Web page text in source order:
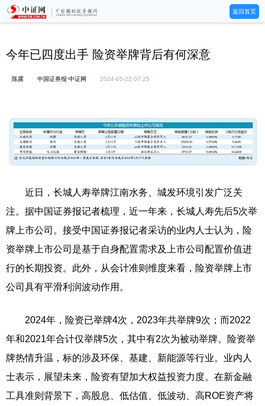
返回首页
今年已四度出手 险资举牌背后有何深意
陈露 中国证券报·中证网 2024-05-22 07:25
近日，长城人寿举牌江南水务、城发环境引发广泛关
注。据中国证券报记者梳理，近一年来，长城人寿先后5次举
牌上市公司。接受中国证券报记者采访的业内人士认为，险
资举牌上市公司是基于自身配置需求及上市公司配置价值进
行的长期投资。此外，从会计准则维度来看，险资举牌上市
公司具有平滑利润波动作用。
2024年，险资已举牌4次，2023年共举牌9次；而2022
年和2021年合计仅举牌5次，其中有2次为被动举牌。险资举
牌热情升温，标的涉及环保、基建、新能源等行业。业内人
士表示，展望未来，险资有望加大权益投资力度。在新金融
工具准则背景下，高股息、低估值、低波动、高ROE资产将